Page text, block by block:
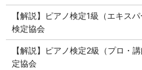
【解説】ピアノ検定1級（エキス
検定協会
【解説】ピアノ検定2級（プロ・
定協会